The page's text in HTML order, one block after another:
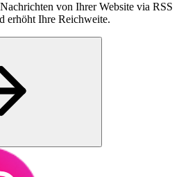
von Ihrer Website via RSS
erhöht Ihre Reichweite.